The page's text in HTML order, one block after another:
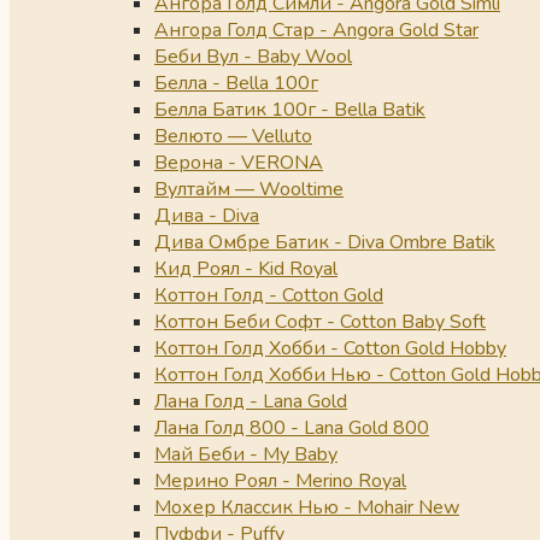
Ангора Голд Стар - Angora Gold Star
Беби Вул - Baby Wool
Белла - Bella 100г
Белла Батик 100г - Bella Batik
Велюто — Velluto
Верона - VERONA
Вултайм — Wooltime
Дива - Diva
Дива Омбре Батик - Diva Ombre Batik
Кид Роял - Kid Royal
Коттон Голд - Cotton Gold
Коттон Беби Софт - Cotton Baby Soft
Коттон Голд Хобби - Cotton Gold Hobby
Коттон Голд Хобби Нью - Cotton Gold
Лана Голд - Lana Gold
Лана Голд 800 - Lana Gold 800
Май Беби - My Baby
Мерино Роял - Merino Royal
Мохер Классик Нью - Mohair New
Пуффи - Puffy